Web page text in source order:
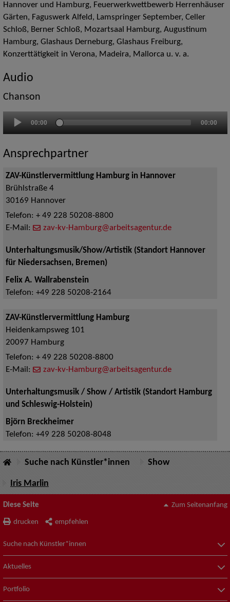
Hannover und Hamburg, Feuerwerkwettbewerb Herrenhäuser
Gärten, Faguswerk Alfeld, Lamspringer September, Celler
Schloß, Berner Schloß, Mozartsaal Hamburg, Augustinum
Hamburg, Glashaus Derneburg, Glashaus Freiburg,
Konzerttätigkeit in Verona, Madeira, Mallorca u. v. a.
Audio
Chanson
Player
00:00 00:00
Ansprechpartner
ZAV-Künstlervermittlung Hamburg in Hannover
Brühlstraße 4
30169 Hannover
Telefon: + 49 228 50208-8800
E-Mail:
zav-kv-Hamburg@arbeitsagentur.de
Unterhaltungsmusik/Show/Artistik (Standort Hannover
für Niedersachsen, Bremen)
Felix A. Wallrabenstein
Telefon: +49 228 50208-2164
ZAV-Künstlervermittlung Hamburg
Heidenkampsweg 101
20097 Hamburg
Telefon: + 49 228 50208-8800
E-Mail:
zav-kv-Hamburg@arbeitsagentur.de
Unterhaltungsmusik / Show / Artistik (Standort Hamburg
und Schleswig-Holstein)
Björn Breckheimer
Telefon: +49 228 50208-8048
Suche nach Künstler*innen Show
Iris Marlin
Diese Seite
drucken empfehlen
Zum Seitenanfang
Suche nach Künstler*innen
Aktuelles
Portfolio